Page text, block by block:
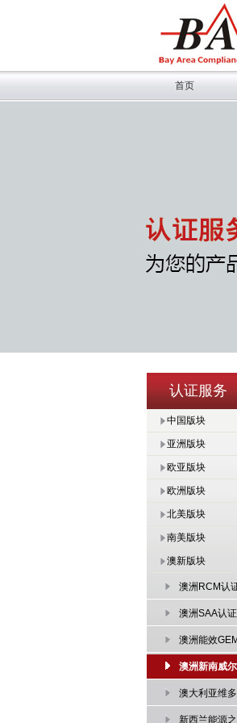
首页
认证服务
中国版块
亚洲版块
欧亚版块
欧洲版块
北美版块
南美版块
澳新版块
澳洲RCM认
澳洲SAA认证
澳洲能效
澳洲新南威
澳大利亚维
新西兰能源